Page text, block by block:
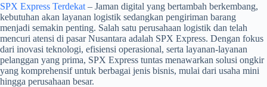
SPX Express Terdekat – Jaman digital yang bertambah berkembang,
kebutuhan akan layanan logistik sedangkan pengiriman barang
menjadi semakin penting. Salah satu perusahaan logistik dan telah
mencuri atensi di pasar Nusantara adalah SPX Express. Dengan fokus
dari inovasi teknologi, efisiensi operasional, serta layanan-layanan
pelanggan yang prima, SPX Express tuntas menawarkan solusi ongkir
yang komprehensif untuk berbagai jenis bisnis, mulai dari usaha mini
hingga perusahaan besar.